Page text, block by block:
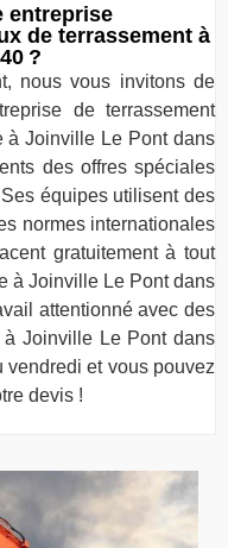
entreprise
de terrassement à
?
nous vous invitons de
de terrassement
à Joinville Le Pont dans
des offres spéciales
équipes utilisent des
normes internationales
gratuitement à tout
à Joinville Le Pont dans
attentionné avec des
Joinville Le Pont dans
vendredi et vous pouvez
devis !